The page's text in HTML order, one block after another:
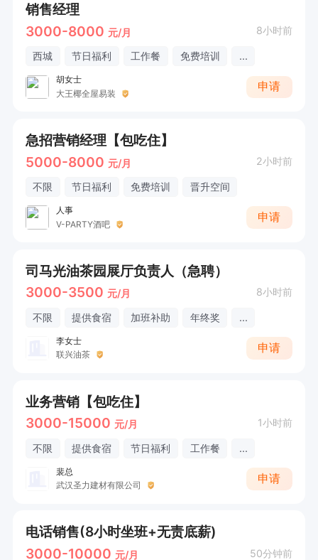
销售经理
3000-8000 元/月 8小时前
西城 节日福利 工作餐 免费培训 ...
胡女士
大王椰全屋易装
申请
急招营销经理【包吃住】
5000-8000 元/月 2小时前
不限 节日福利 免费培训 晋升空间
人事
V-PARTY酒吧
申请
司马光油茶园展厅负责人（急聘）
3000-3500 元/月 8小时前
不限 提供食宿 加班补助 年终奖 ...
李女士
联兴油茶
申请
业务营销【包吃住】
3000-15000 元/月 1小时前
不限 提供食宿 节日福利 工作餐 ...
裴总
武汉圣力建材有限公司
申请
电话销售(8小时坐班+无责底薪)
3000-10000 元/月 50分钟前